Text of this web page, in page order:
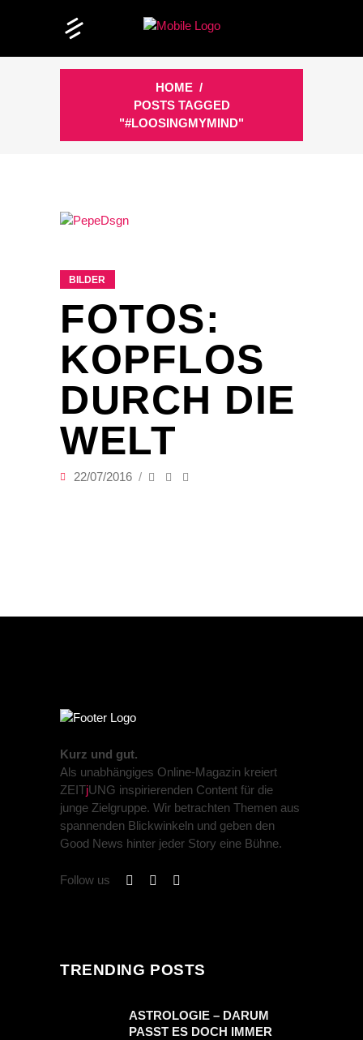
HOME /
POSTS TAGGED
"#LOOSINGMYMIND"
BILDER
FOTOS:
KOPFLOS
DURCH DIE
WELT
22/07/2016
Kurz und gut.
Als unabhängiges Online-Magazin kreiert
ZEITjUNG inspirierenden Content für die
junge Zielgruppe. Wir betrachten Themen aus
spannenden Blickwinkeln und geben den
Good News hinter jeder Story eine Bühne.
Follow us
TRENDING POSTS
ASTROLOGIE – DARUM
PASST ES DOCH IMMER